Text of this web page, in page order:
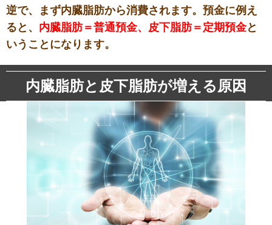
逆で、まず内臓脂肪から消費されます。預金に例え
ると、 内臓脂肪＝普通預金、皮下脂肪＝定期預金と
いうことになります。
内臓脂肪と皮下脂肪が増える原因